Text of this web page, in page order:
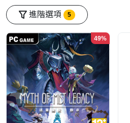
進階選項 5
49%